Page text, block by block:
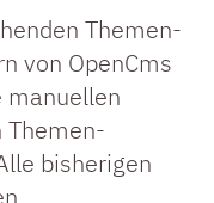
Themen-
von OpenCms
manuellen
Themen-
bisherigen